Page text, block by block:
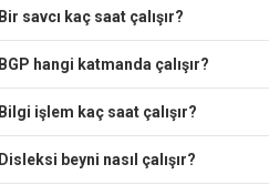
Bir savcı kaç saat çalışır?
BGP hangi katmanda çalışır?
Bilgi işlem kaç saat çalışır?
Disleksi beyni nasıl çalışır?